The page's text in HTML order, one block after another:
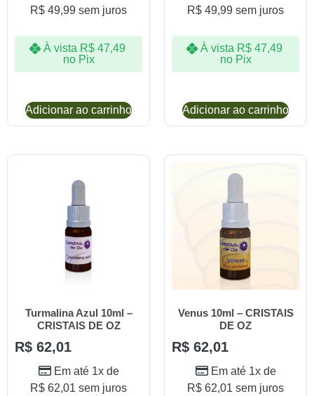
R$ 49,99 sem juros
À vista R$47,49
no Pix
Adicionar ao carrinho
R$ 49,99 sem juros
À vista R$47,49
no Pix
Adicionar ao carrinho
Turmalina Azul 10ml –
CRISTAIS DE OZ
R$ 62,01
Em até 1x de
R$ 62,01 sem juros
Venus 10ml – CRISTAIS
DE OZ
R$ 62,01
Em até 1x de
R$ 62,01 sem juros